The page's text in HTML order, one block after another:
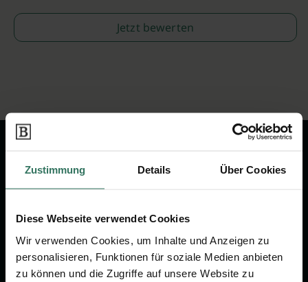
Zustimmung Details Über Cookies
Diese Webseite verwendet Cookies
Wir verwenden Cookies, um Inhalte und Anzeigen zu
personalisieren, Funktionen für soziale Medien anbieten
zu können und die Zugriffe auf unsere Website zu
Jetzt bewerten
Wir sind Ihr Ansprechpartner rund
Vorsorge.
Jetzt beraten lassen